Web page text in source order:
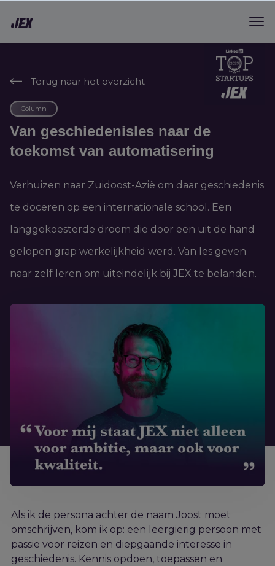
Terug naar het overzicht
Column
Van geschiedenisles naar de
toekomst van automatisering
Verhuizen naar Zuidoost-Azië om daar geschiedenis
te doceren op een internationale school. Een
langgekoesterde droom die door een uit de hand
gelopen grap werkelijkheid werd. Van les geven
naar zelf leren om uiteindelijk bij JEX te belanden.
Als ik de persona achter de naam Joost moet
omschrijven, kom ik op: een leergierig persoon met
passie voor reizen en diepgaande interesse in
geschiedenis. Kennis opdoen, toepassen en